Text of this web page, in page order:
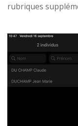
rubriques